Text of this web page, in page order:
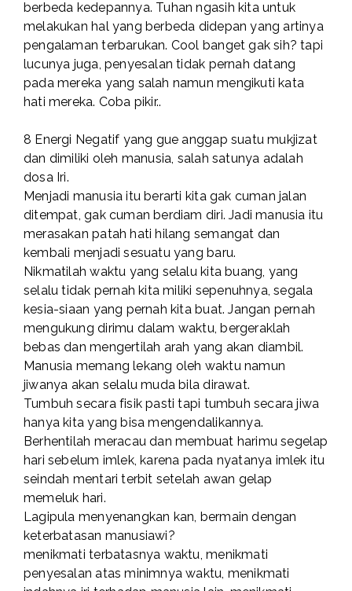
berbeda kedepannya. Tuhan ngasih kita untuk
melakukan hal yang berbeda didepan yang artinya
pengalaman terbarukan. Cool banget gak sih? tapi
lucunya juga, penyesalan tidak pernah datang
pada mereka yang salah namun mengikuti kata
hati mereka. Coba pikir..
8 Energi Negatif yang gue anggap suatu mukjizat
dan dimiliki oleh manusia, salah satunya adalah
dosa Iri.
Menjadi manusia itu berarti kita gak cuman jalan
ditempat, gak cuman berdiam diri. Jadi manusia itu
merasakan patah hati hilang semangat dan
kembali menjadi sesuatu yang baru.
Nikmatilah waktu yang selalu kita buang, yang
selalu tidak pernah kita miliki sepenuhnya, segala
kesia-siaan yang pernah kita buat. Jangan pernah
mengukung dirimu dalam waktu, bergeraklah
bebas dan mengertilah arah yang akan diambil.
Manusia memang lekang oleh waktu namun
jiwanya akan selalu muda bila dirawat.
Tumbuh secara fisik pasti tapi tumbuh secara jiwa
hanya kita yang bisa mengendalikannya.
Berhentilah meracau dan membuat harimu segelap
hari sebelum imlek, karena pada nyatanya imlek itu
seindah mentari terbit setelah awan gelap
memeluk hari.
Lagipula menyenangkan kan, bermain dengan
keterbatasan manusiawi?
menikmati terbatasnya waktu, menikmati
penyesalan atas minimnya waktu, menikmati